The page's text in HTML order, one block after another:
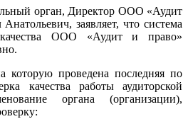
орган, Директор ООО «Аудит
заявляет, что система
качества ООО «Аудит и право»
которую проведена последняя по
качества работы аудиторской
органа (организации),